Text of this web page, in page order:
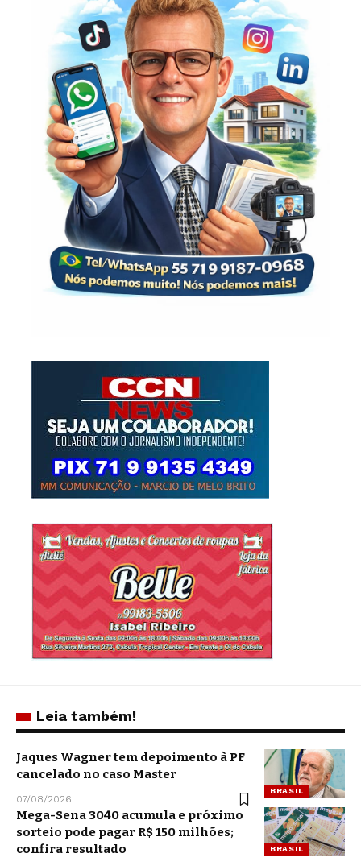
Leia também!
BRASIL
Jaques Wagner tem depoimento à PF
cancelado no caso Master
07/08/2026
BRASIL
Mega-Sena 3040 acumula e próximo
sorteio pode pagar R$ 150 milhões;
confira resultado